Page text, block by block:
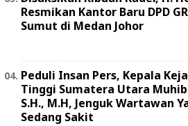
Resmikan Kantor Baru DPD
Sumut di Medan Johor
Peduli Insan Pers, Kepala
Tinggi Sumatera Utara
S.H., M.H, Jenguk Wartawan
Sedang Sakit